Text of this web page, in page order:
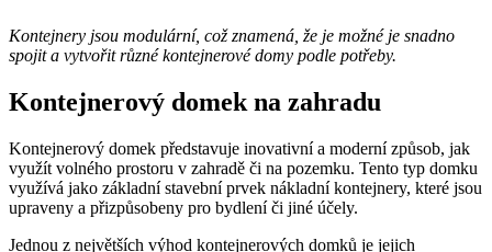
Kontejnery jsou modulární, což znamená, že je možné je snadno
spojit a vytvořit různé kontejnerové domy podle potřeby.
Kontejnerový domek na zahradu
Kontejnerový domek představuje inovativní a moderní způsob, jak
využít volného prostoru v zahradě či na pozemku. Tento typ domku
využívá jako základní stavební prvek nákladní kontejnery, které jsou
upraveny a přizpůsobeny pro bydlení či jiné účely.
Jednou z největších výhod kontejnerových domků je jejich